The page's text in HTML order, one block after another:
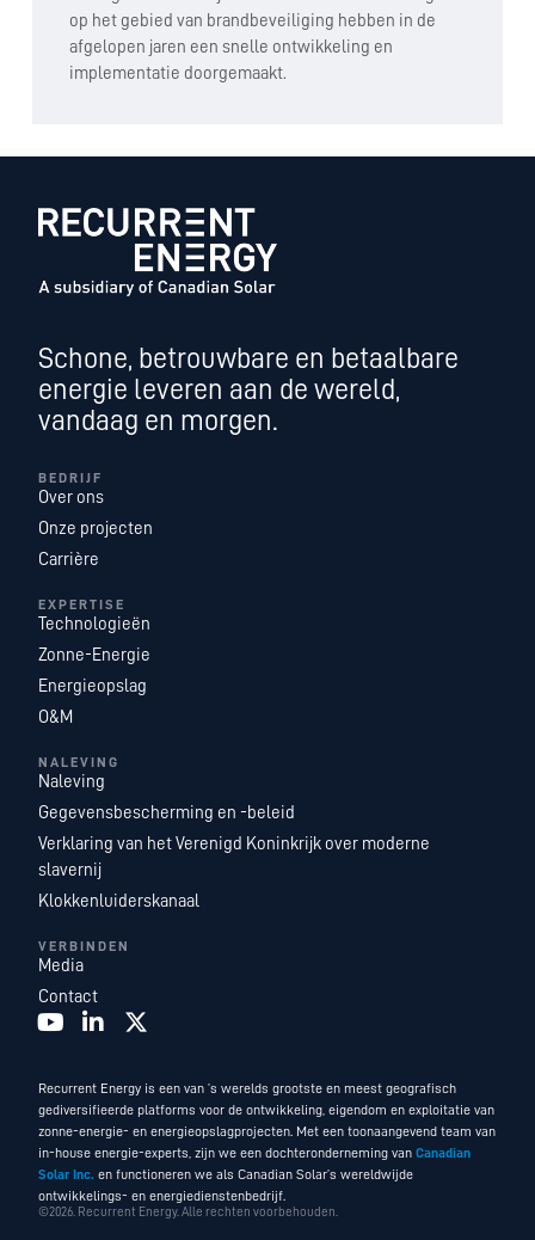
op het gebied van brandbeveiliging hebben in de
afgelopen jaren een snelle ontwikkeling en
implementatie doorgemaakt.
Schone, betrouwbare en betaalbare
energie leveren aan de wereld,
vandaag en morgen.
BEDRIJF
Over ons
Onze projecten
Carrière
EXPERTISE
Technologieën
Zonne-Energie
Energieopslag
O&M
NALEVING
Naleving
Gegevensbescherming en -beleid
Verklaring van het Verenigd Koninkrijk over moderne
slavernij
Klokkenluiderskanaal
VERBINDEN
Media
Contact
Recurrent Energy is een van ’s werelds grootste en meest geografisch
gediversifieerde platforms voor de ontwikkeling, eigendom en exploitatie van
zonne-energie- en energieopslagprojecten. Met een toonaangevend team van
in-house energie-experts, zijn we een dochteronderneming vanCanadian
Solar Inc. en functioneren we als Canadian Solar’s wereldwijde
ontwikkelings- en energiedienstenbedrijf.
©2026. Recurrent Energy. Alle rechten voorbehouden.